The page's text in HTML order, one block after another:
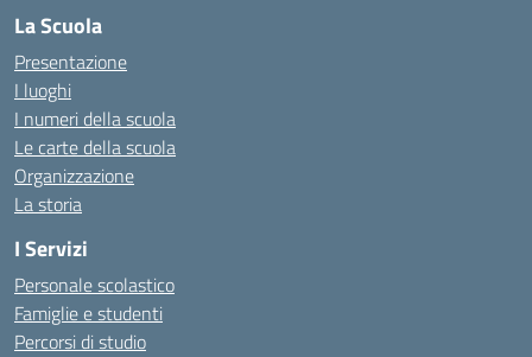
La Scuola
Presentazione
I luoghi
I numeri della scuola
Le carte della scuola
Organizzazione
La storia
I Servizi
Personale scolastico
Famiglie e studenti
Percorsi di studio